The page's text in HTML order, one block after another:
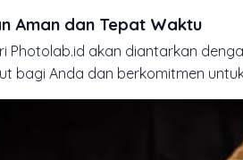
Aman dan Tepat Waktu
Photolab.id akan diantarkan
bagi Anda dan berkomitmen